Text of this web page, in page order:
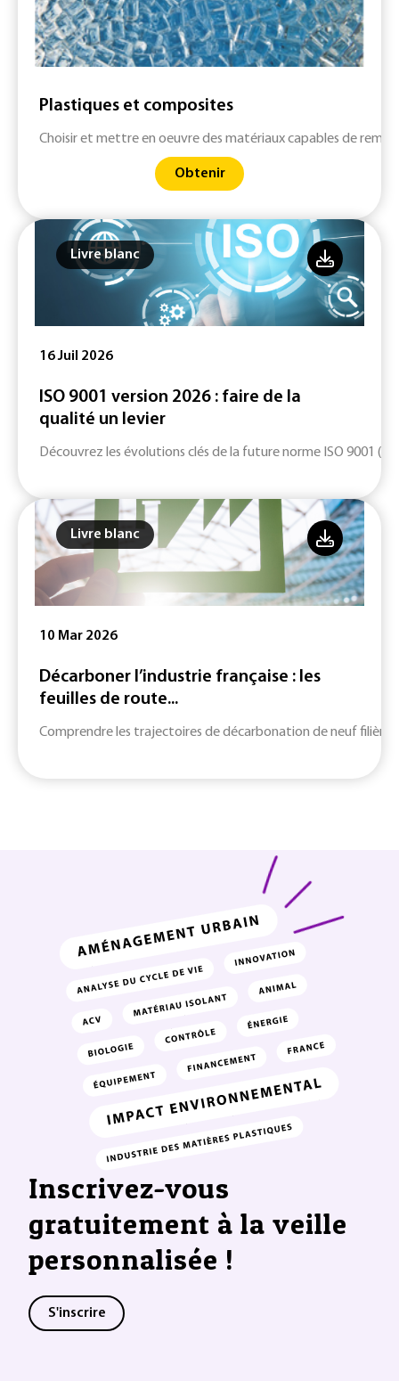
Plastiques et composites
Choisir et mettre en oeuvre des matériaux capables de
Obtenir
Livre blanc
16 Juil 2026
ISO 9001 version 2026 : faire de la
qualité un levier
Découvrez les évolutions clés de la future norme ISO 9001
Livre blanc
10 Mar 2026
Décarboner l’industrie française : les
feuilles de route...
Comprendre les trajectoires de décarbonation de neuf
Inscrivez-vous
gratuitement à la veille
personnalisée !
S'inscrire